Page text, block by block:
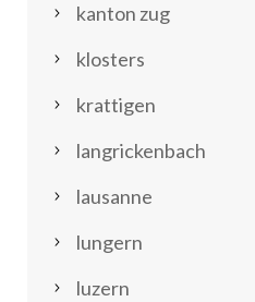
kanton zug
klosters
krattigen
langrickenbach
lausanne
lungern
luzern